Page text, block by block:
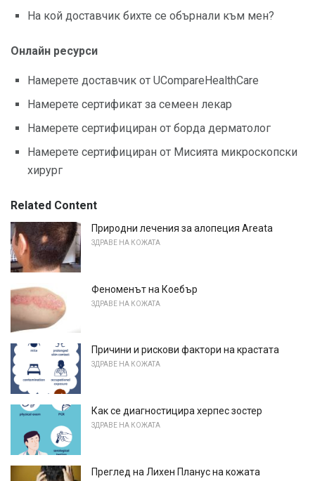
На кой доставчик бихте се обърнали към мен?
Онлайн ресурси
Намерете доставчик от UCompareHealthCare
Намерете сертификат за семеен лекар
Намерете сертифициран от борда дерматолог
Намерете сертифициран от Мисията микроскопски
хирург
Related Content
Природни лечения за алопеция Areata
ЗДРАВЕ НА КОЖАТА
Феноменът на Коебър
ЗДРАВЕ НА КОЖАТА
Причини и рискови фактори на крастата
ЗДРАВЕ НА КОЖАТА
Как се диагностицира херпес зостер
ЗДРАВЕ НА КОЖАТА
Преглед на Лихен Планус на кожата